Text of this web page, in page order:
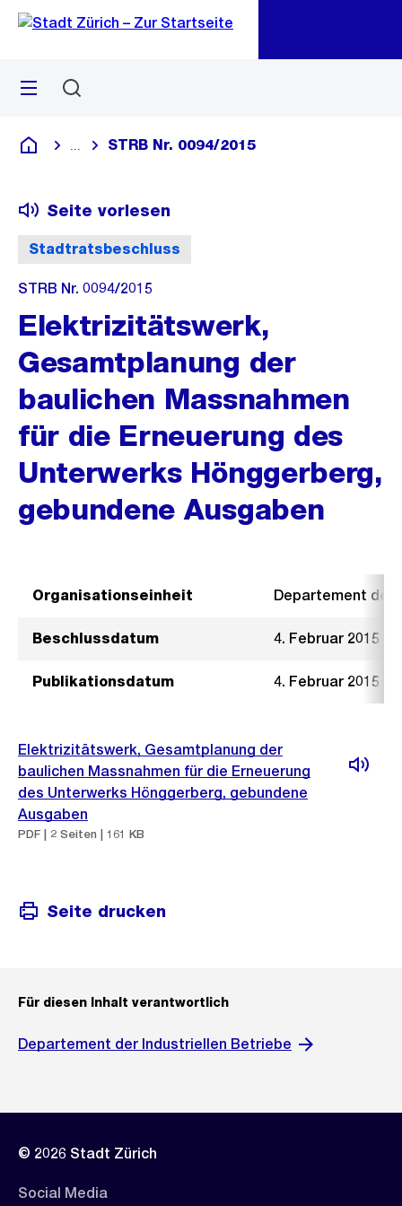
Navigation
Sprunglink
Menü
Deutsch
Blende alle Breadcrumbs ein
STRB Nr. 0094/2015
Stadtratsbeschluss
Seite vorlesen
STRB Nr. 0094/2015
Elektrizitätswerk,
Gesamtplanung der
baulichen Massnahmen
für die Erneuerung des
Unterwerks Hönggerberg,
gebundene Ausgaben
Organisationseinheit Departement der
Beschlussdatum 4. Februar 2015
Publikationsdatum 4. Februar 2015
Elektrizitätswerk, Gesamtplanung der
baulichen Massnahmen für die Erneuerung
des Unterwerks Hönggerberg, gebundene
Ausgaben
PDF | 2 Seiten | 161 KB
Seite drucken
Für diesen Inhalt verantwortlich
Departement der Industriellen Betriebe
© 2026 Stadt Zürich
Social Media